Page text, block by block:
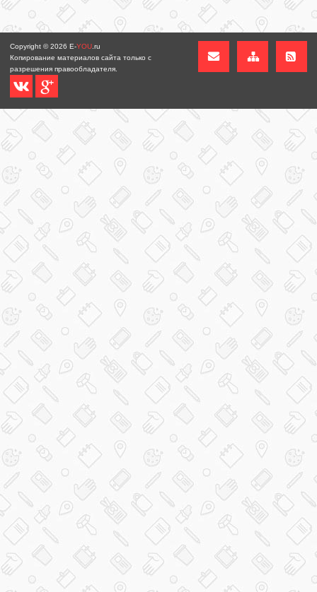
Copyright © 2026 E-YOU .ru
Копирование материалов сайта только с
разрешения правообладателя.